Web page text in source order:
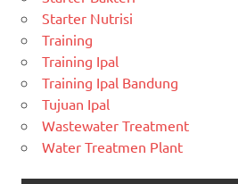
Starter Nutrisi
Training
Training Ipal
Training Ipal Bandung
Tujuan Ipal
Wastewater Treatment
Water Treatmen Plant